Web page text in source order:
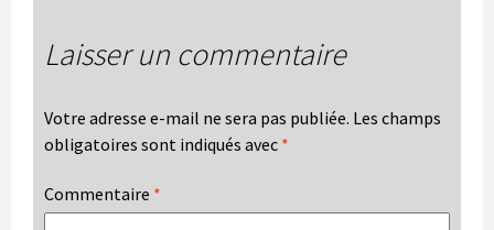
Laisser un commentaire
Votre adresse e-mail ne sera pas publiée. Les champs
obligatoires sont indiqués avec *
Commentaire *